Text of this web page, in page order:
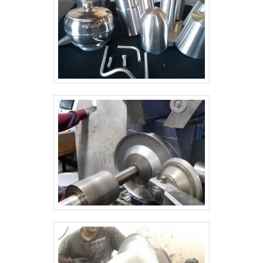
no mercado desde os anos 90, responsável por
oferecer ao cliente a venda e assistência técnica de
aquecedores elétricos, a gás e solar. Além de
oferecer variedade e bons produtos, a empresa tem
como objetivo garantir aos clientes - segurança,
confiabilidade e qualidade de serviços - razão pela
qual, sua equipe técnica é periodicamente, treinada
pelos fabricantes, distribuidores e SENAI,
acompanhando a evolução do mercado e seguindo,
rigorosamente as normas técnicas..